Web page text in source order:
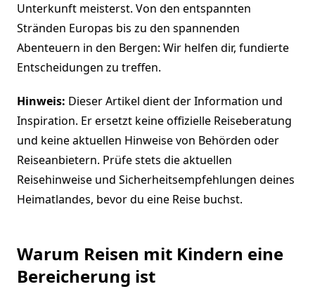
Unterkunft meisterst. Von den entspannten
Stränden Europas bis zu den spannenden
Abenteuern in den Bergen: Wir helfen dir, fundierte
Entscheidungen zu treffen.
Hinweis: Dieser Artikel dient der Information und
Inspiration. Er ersetzt keine offizielle Reiseberatung
und keine aktuellen Hinweise von Behörden oder
Reiseanbietern. Prüfe stets die aktuellen
Reisehinweise und Sicherheitsempfehlungen deines
Heimatlandes, bevor du eine Reise buchst.
Warum Reisen mit Kindern eine
Bereicherung ist